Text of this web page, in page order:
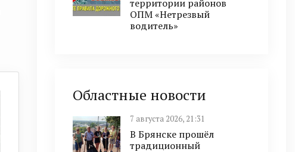
территории районов
ОПМ «Нетрезвый
водитель»
Областные новости
7 августа 2026, 21:31
В Брянске прошёл
традиционный